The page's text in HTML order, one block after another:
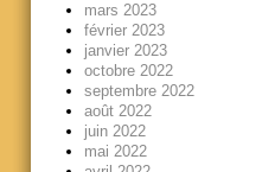
mars 2023
février 2023
janvier 2023
octobre 2022
septembre 2022
août 2022
juin 2022
mai 2022